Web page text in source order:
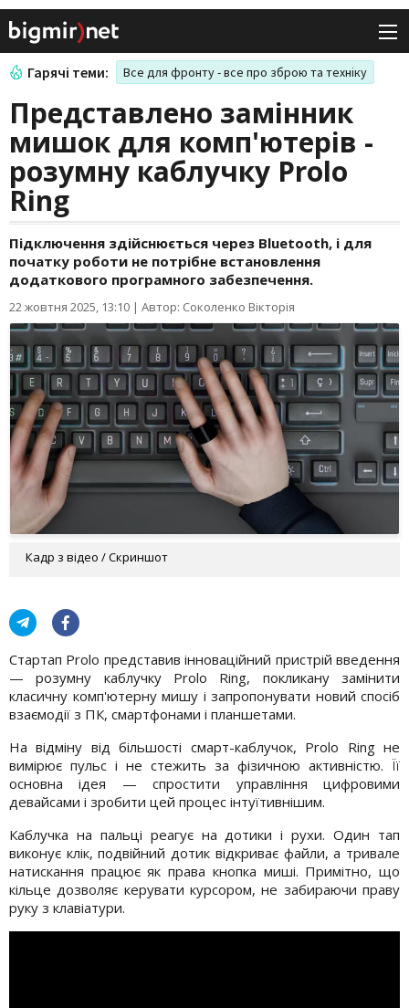
Гарячі теми: Все для фронту - все про зброю та техніку
Представлено замінник
мишок для комп'ютерів -
розумну каблучку Prolo
Ring
Підключення здійснюється через Bluetooth, і для
початку роботи не потрібне встановлення
додаткового програмного забезпечення.
22 жовтня 2025, 13:10 | Автор: Соколенко Вікторія
Кадр з відео / Скриншот
Стартап Prolo представив інноваційний пристрій введення
— розумну каблучку Prolo Ring, покликану замінити
класичну комп'ютерну мишу і запропонувати новий спосіб
взаємодії з ПК, смартфонами і планшетами.
На відміну від більшості смарт-каблучок, Prolo Ring не
вимірює пульс і не стежить за фізичною активністю. Її
основна ідея — спростити управління цифровими
девайсами і зробити цей процес інтуїтивнішим.
Каблучка на пальці реагує на дотики і рухи. Один тап
виконує клік, подвійний дотик відкриває файли, а тривале
натискання працює як права кнопка миші. Примітно, що
кільце дозволяє керувати курсором, не забираючи праву
руку з клавіатури.